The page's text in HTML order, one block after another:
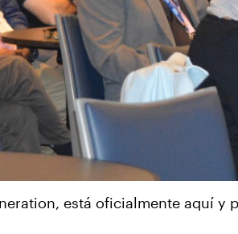
está oficialmente aquí y